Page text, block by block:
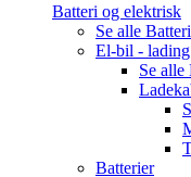
Batteri og elektrisk
Se alle
El-bil - lading
Se alle
Batterier